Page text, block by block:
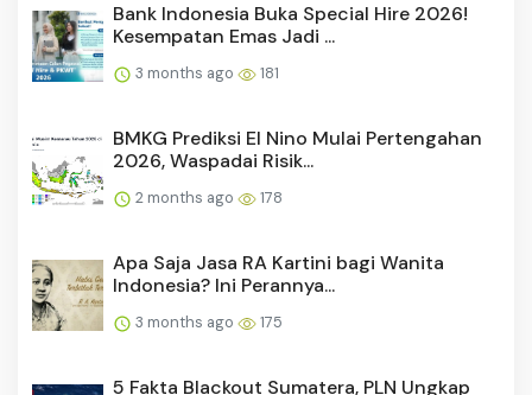
Bank Indonesia Buka Special Hire 2026!
Kesempatan Emas Jadi ...
3 months ago 181
BMKG Prediksi El Nino Mulai Pertengahan
2026, Waspadai Risik...
2 months ago 178
Apa Saja Jasa RA Kartini bagi Wanita
Indonesia? Ini Perannya...
3 months ago 175
5 Fakta Blackout Sumatera, PLN Ungkap